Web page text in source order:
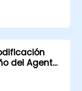
del Agente